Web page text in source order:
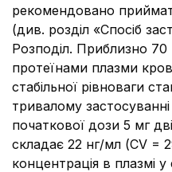
рекомендовано
(див. розділ «Спосіб
Розподіл. Приблизно 70
протеїнами плазми
стабільної рівноваги
тривалому
початкової дози 5 мг
складає 22 нг/мл (CV =
концентрація в плазмі у